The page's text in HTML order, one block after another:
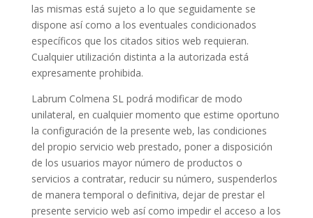
las mismas está sujeto a lo que seguidamente se
dispone así como a los eventuales condicionados
específicos que los citados sitios web requieran.
Cualquier utilización distinta a la autorizada está
expresamente prohibida.
Labrum Colmena SL podrá modificar de modo
unilateral, en cualquier momento que estime oportuno
la configuración de la presente web, las condiciones
del propio servicio web prestado, poner a disposición
de los usuarios mayor número de productos o
servicios a contratar, reducir su número, suspenderlos
de manera temporal o definitiva, dejar de prestar el
presente servicio web así como impedir el acceso a los